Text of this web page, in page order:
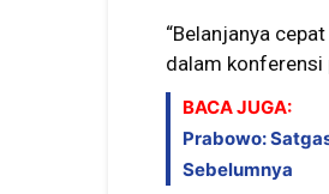
“Belanjanya
dalam konferensi
BACA JUGA:
Prabowo:
Sebelumnya